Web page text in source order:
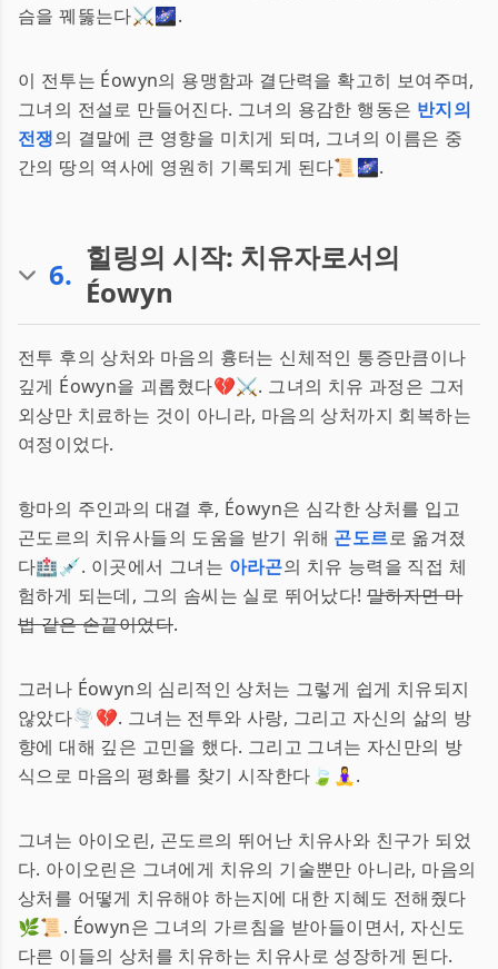
슴을 꿰뚫는다⚔️🌌.
이 전투는 Éowyn의 용맹함과 결단력을 확고히 보여주며,
그녀의 전설로 만들어진다. 그녀의 용감한 행동은 반지의
전쟁의 결말에 큰 영향을 미치게 되며, 그녀의 이름은 중
간의 땅의 역사에 영원히 기록되게 된다📜🌌.
6. 힐링의 시작: 치유자로서의
Éowyn
전투 후의 상처와 마음의 흉터는 신체적인 통증만큼이나
깊게 Éowyn을 괴롭혔다💔⚔️. 그녀의 치유 과정은 그저
외상만 치료하는 것이 아니라, 마음의 상처까지 회복하는
여정이었다.
항마의 주인과의 대결 후, Éowyn은 심각한 상처를 입고
곤도르의 치유사들의 도움을 받기 위해 곤도르로 옮겨졌
다🏥💉. 이곳에서 그녀는 아라곤의 치유 능력을 직접 체
험하게 되는데, 그의 솜씨는 실로 뛰어났다! 말하자면 마
법 같은 손끝이었다.
그러나 Éowyn의 심리적인 상처는 그렇게 쉽게 치유되지
않았다🌪️💔. 그녀는 전투와 사랑, 그리고 자신의 삶의 방
향에 대해 깊은 고민을 했다. 그리고 그녀는 자신만의 방
식으로 마음의 평화를 찾기 시작한다🍃🧘‍♀️.
그녀는 아이오린, 곤도르의 뛰어난 치유사와 친구가 되었
다. 아이오린은 그녀에게 치유의 기술뿐만 아니라, 마음의
상처를 어떻게 치유해야 하는지에 대한 지혜도 전해줬다
🌿📜. Éowyn은 그녀의 가르침을 받아들이면서, 자신도
다른 이들의 상처를 치유하는 치유사로 성장하게 된다.